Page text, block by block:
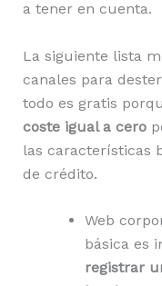
a tener en cuenta.
La siguiente lista
canales para
todo es gratis
coste igual a cero
las características
de crédito.
Web
básica es
registrar